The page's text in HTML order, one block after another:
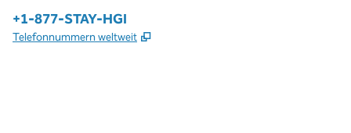
Telefon:
+1-877-STAY-HGI
Telefonnummern weltweit ,